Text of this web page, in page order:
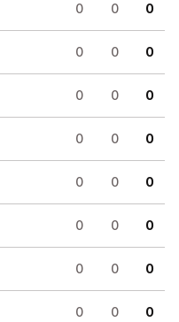
0 0 0
0 0 0
0 0 0
0 0 0
0 0 0
0 0 0
0 0 0
0 0 0